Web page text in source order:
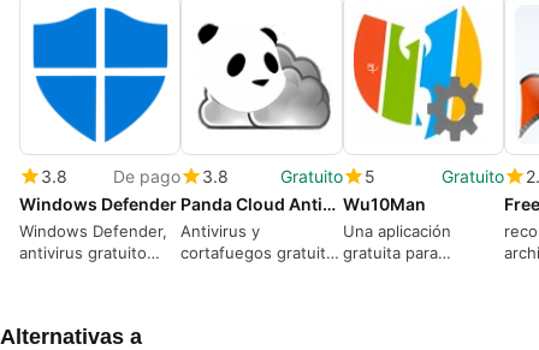
3.8
De pago
Windows Defender
Windows Defender,
antivirus gratuito
3.8
Gratuito
Panda Cloud Antivirus & Firewall
Antivirus y
cortafuegos gratuito
5
Gratuito
Wu10Man
Una aplicación
gratuita para
Alternativas a